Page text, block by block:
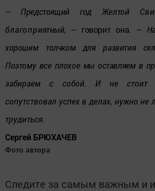
– Предстоящий год Желтой
благоприятный, – говорит она. –
хорошим толчком для развития
Поэтому все плохое мы оставляем в
забираем с собой. И не стоит
сопутствовал успех в делах, нужно не
трудиться.
Сергей БРЮХАЧЕВ
Фото автора
Следите за самым важным и